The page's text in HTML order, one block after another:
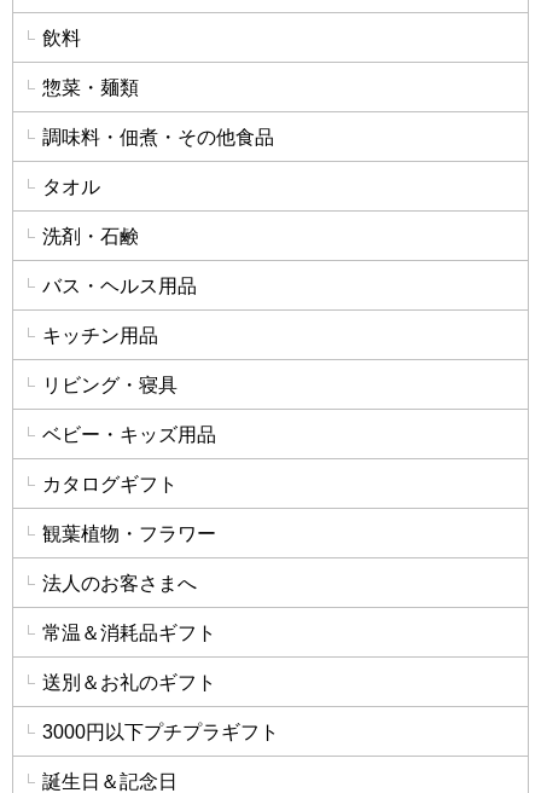
飲料
惣菜・麺類
調味料・佃煮・その他食品
タオル
洗剤・石鹸
バス・ヘルス用品
キッチン用品
リビング・寝具
ベビー・キッズ用品
カタログギフト
観葉植物・フラワー
法人のお客さまへ
常温＆消耗品ギフト
送別＆お礼のギフト
3000円以下プチプラギフト
誕生日＆記念日